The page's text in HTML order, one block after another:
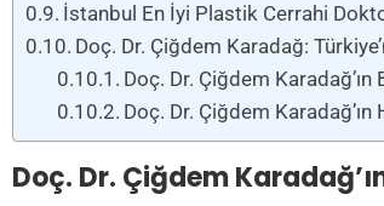
İstanbul En İyi Plastik Cerrahi
Doç. Dr. Çiğdem Karadağ:
Doç. Dr. Çiğdem Karadağ’ın
Doç. Dr. Çiğdem
Doç. Dr. Çiğdem